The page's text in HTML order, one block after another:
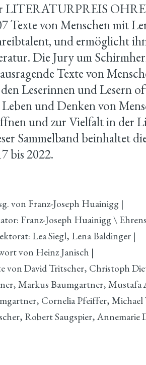
LITERATURPREIS
Texte von Menschen mit
und ermöglicht
Die Jury um
Texte von
Leserinnen und Lesern
Leben und Denken von
und zur Vielfalt in der
Sammelband beinhaltet
bis 2022.
von Franz-Joseph Huainigg |
Franz-Joseph Huainigg \
Lea Siegl, Lena Baldinger |
von Heinz Janisch |
von David Tritscher, Christoph
Markus Baumgartner, Mustafa
Cornelia Pfeiffer,
Robert Saugspier,